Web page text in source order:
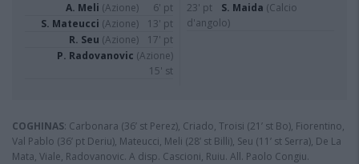
A. Meli (Azione)
6' pt
S. Mateucci (Azione)
13' pt
R. Seu (Azione)
17' pt
P. Radovanovic (Azione)
15' st
23' pt S. Maida (Calcio
d'angolo)
COGHINAS: Carbonara (36’ st Perez), Criado, Troisi (21’ st Bo), Fiorentino,
Val Pablo (36’ pt Deriu), Mateucci, Meli (28’ st Billi), Seu (11’ st Serra), De La
Mata, Viale, Radovanovic. A disp. Cascioni, Ruiu. All. Paolo Congiu.